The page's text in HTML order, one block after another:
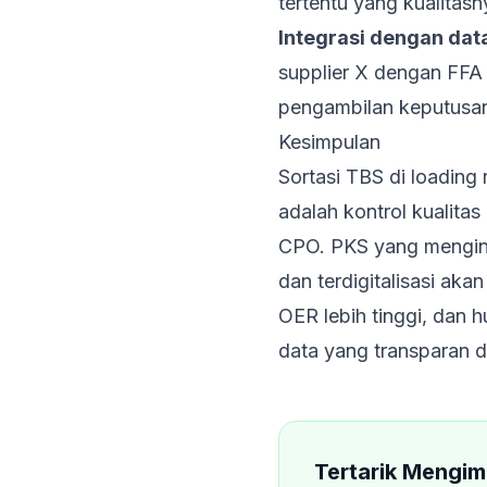
Integrasi dengan
supplier X dengan
pengambilan
Kesimpulan
Sortasi TBS di
adalah kontrol
CPO. PKS yang
dan terdigitalisasi
OER lebih tinggi, dan
data yang transparan
Tertarik